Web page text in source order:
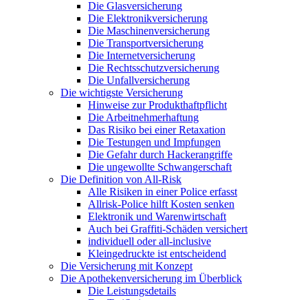
Die Glasversicherung
Die Elektronikversicherung
Die Maschinenversicherung
Die Transportversicherung
Die Internetversicherung
Die Rechtsschutzversicherung
Die Unfallversicherung
Die wichtigste Versicherung
Hinweise zur Produkthaftpflicht
Die Arbeitnehmerhaftung
Das Risiko bei einer Retaxation
Die Testungen und Impfungen
Die Gefahr durch Hackerangriffe
Die ungewollte Schwangerschaft
Die Definition von All-Risk
Alle Risiken in einer Police erfasst
Allrisk-Police hilft Kosten senken
Elektronik und Warenwirtschaft
Auch bei Graffiti-Schäden versichert
individuell oder all-inclusive
Kleingedruckte ist entscheidend
Die Versicherung mit Konzept
Die Apothekenversicherung im Überblick
Die Leistungsdetails